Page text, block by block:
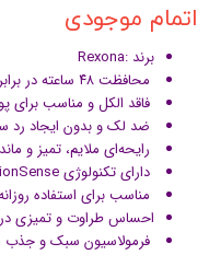
اتمام موجودی
برند :Rexona
محافظت ۴۸ ساعته در برابر تعریق و بوی بدن
فاقد الکل و مناسب
ضد لک و بدون ایجاد رد
رایحه‌ای ملایم، تمیز و
دارای تکنولوژی MotionSense™ – آزادسازی رایحه با حرکت بدن
مناسب برای استفاده
احساس طراوت و تمیزی
فرمولاسیون سبک و